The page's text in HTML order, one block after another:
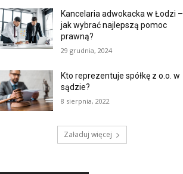
Kancelaria adwokacka w Łodzi –
jak wybrać najlepszą pomoc
prawną?
29 grudnia, 2024
Kto reprezentuje spółkę z o.o. w
sądzie?
8 sierpnia, 2022
Załaduj więcej